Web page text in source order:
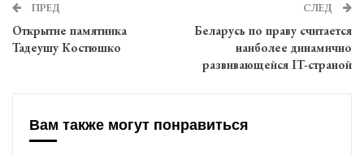
ПРЕД
Открытие памятника
Тадеушу Костюшко
СЛЕД
Беларусь по праву считается
наиболее динамично
развивающейся IT-страной
Вам также могут понравиться